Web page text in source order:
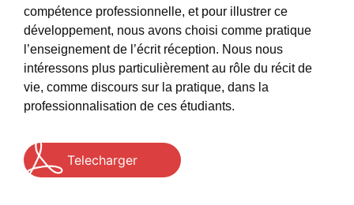
compétence professionnelle, et pour illustrer ce
développement, nous avons choisi comme pratique
l’enseignement de l’écrit réception. Nous nous
intéressons plus particulièrement au rôle du récit de
vie, comme discours sur la pratique, dans la
professionnalisation de ces étudiants.
Telecharger